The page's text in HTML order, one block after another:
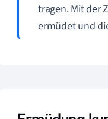
tragen. Mit der
ermüdet und